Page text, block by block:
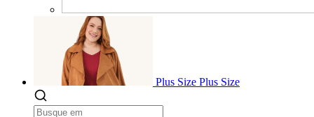
Plus Size Plus Size